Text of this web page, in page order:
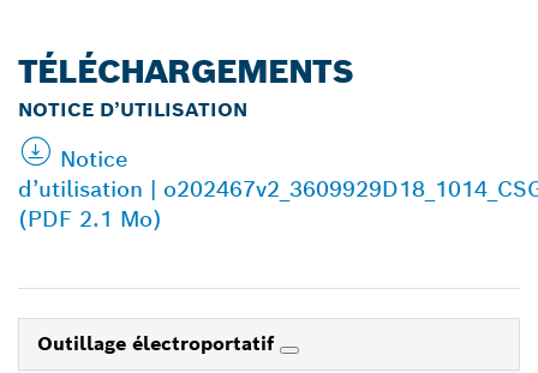
TÉLÉCHARGEMENTS
NOTICE D’UTILISATION
Notice
d’utilisation |
(PDF 2.1 Mo)
Outillage électroportatif